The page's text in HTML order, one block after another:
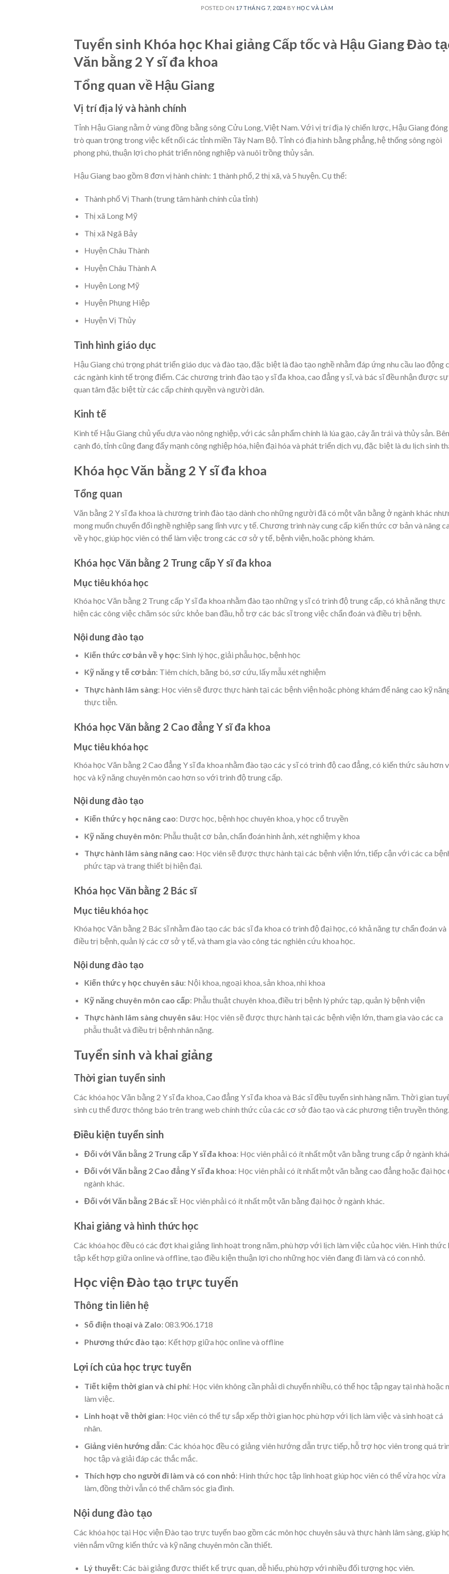
POSTED ON 17 THÁNG 7, 2024 BY HỌC VÀ LÀM
Tuyển sinh Khóa học Khai giảng Cấp tốc và Hậu Giang Đào
Văn bằng 2 Y sĩ đa khoa
Tổng quan về Hậu Giang
Vị trí địa lý và hành chính
Tỉnh Hậu Giang nằm ở vùng đồng bằng sông Cửu Long, Việt Nam. Với vị trí địa lý chiến lược, Hậu Giang
trò quan trọng trong việc kết nối các tỉnh miền Tây Nam Bộ. Tỉnh có địa hình bằng phẳng, hệ thống sông ngòi
phong phú, thuận lợi cho phát triển nông nghiệp và nuôi trồng thủy sản.
Hậu Giang bao gồm 8 đơn vị hành chính: 1 thành phố, 2 thị xã, và 5 huyện. Cụ thể:
Thành phố Vị Thanh (trung tâm hành chính của tỉnh)
Thị xã Long Mỹ
Thị xã Ngã Bảy
Huyện Châu Thành
Huyện Châu Thành A
Huyện Long Mỹ
Huyện Phụng Hiệp
Huyện Vị Thủy
Tình hình giáo dục
Hậu Giang chú trọng phát triển giáo dục và đào tạo, đặc biệt là đào tạo nghề nhằm đáp ứng nhu cầu lao động
các ngành kinh tế trọng điểm. Các chương trình đào tạo y sĩ đa khoa, cao đẳng y sĩ, và bác sĩ đều nhận được sự
quan tâm đặc biệt từ các cấp chính quyền và người dân.
Kinh tế
Kinh tế Hậu Giang chủ yếu dựa vào nông nghiệp, với các sản phẩm chính là lúa gạo, cây ăn trái và thủy sản. Bên
cạnh đó, tỉnh cũng đang đẩy mạnh công nghiệp hóa, hiện đại hóa và phát triển dịch vụ, đặc biệt là du lịch sinh
Khóa học Văn bằng 2 Y sĩ đa khoa
Tổng quan
Văn bằng 2 Y sĩ đa khoa là chương trình đào tạo dành cho những người đã có một văn bằng ở ngành khác
mong muốn chuyển đổi nghề nghiệp sang lĩnh vực y tế. Chương trình này cung cấp kiến thức cơ bản và nâng
về y học, giúp học viên có thể làm việc trong các cơ sở y tế, bệnh viện, hoặc phòng khám.
Khóa học Văn bằng 2 Trung cấp Y sĩ đa khoa
Mục tiêu khóa học
Khóa học Văn bằng 2 Trung cấp Y sĩ đa khoa nhằm đào tạo những y sĩ có trình độ trung cấp, có khả năng thực
hiện các công việc chăm sóc sức khỏe ban đầu, hỗ trợ các bác sĩ trong việc chẩn đoán và điều trị bệnh.
Nội dung đào tạo
Kiến thức cơ bản về y học: Sinh lý học, giải phẫu học, bệnh học
Kỹ năng y tế cơ bản: Tiêm chích, băng bó, sơ cứu, lấy mẫu xét nghiệm
Thực hành lâm sàng: Học viên sẽ được thực hành tại các bệnh viện hoặc phòng khám để nâng cao kỹ
thực tiễn.
Khóa học Văn bằng 2 Cao đẳng Y sĩ đa khoa
Mục tiêu khóa học
Khóa học Văn bằng 2 Cao đẳng Y sĩ đa khoa nhằm đào tạo các y sĩ có trình độ cao đẳng, có kiến thức sâu hơn
học và kỹ năng chuyên môn cao hơn so với trình độ trung cấp.
Nội dung đào tạo
Kiến thức y học nâng cao: Dược học, bệnh học chuyên khoa, y học cổ truyền
Kỹ năng chuyên môn: Phẫu thuật cơ bản, chẩn đoán hình ảnh, xét nghiệm y khoa
Thực hành lâm sàng nâng cao: Học viên sẽ được thực hành tại các bệnh viện lớn, tiếp cận với các ca
phức tạp và trang thiết bị hiện đại.
Khóa học Văn bằng 2 Bác sĩ
Mục tiêu khóa học
Khóa học Văn bằng 2 Bác sĩ nhằm đào tạo các bác sĩ đa khoa có trình độ đại học, có khả năng tự chẩn đoán và
điều trị bệnh, quản lý các cơ sở y tế, và tham gia vào công tác nghiên cứu khoa học.
Nội dung đào tạo
Kiến thức y học chuyên sâu: Nội khoa, ngoại khoa, sản khoa, nhi khoa
Kỹ năng chuyên môn cao cấp: Phẫu thuật chuyên khoa, điều trị bệnh lý phức tạp, quản lý bệnh viện
Thực hành lâm sàng chuyên sâu: Học viên sẽ được thực hành tại các bệnh viện lớn, tham gia vào các ca
phẫu thuật và điều trị bệnh nhân nặng.
Tuyển sinh và khai giảng
Thời gian tuyển sinh
Các khóa học Văn bằng 2 Y sĩ đa khoa, Cao đẳng Y sĩ đa khoa và Bác sĩ đều tuyển sinh hàng năm. Thời gian
sinh cụ thể được thông báo trên trang web chính thức của các cơ sở đào tạo và các phương tiện truyền thông.
Điều kiện tuyển sinh
Đối với Văn bằng 2 Trung cấp Y sĩ đa khoa: Học viên phải có ít nhất một văn bằng trung cấp ở ngành
Đối với Văn bằng 2 Cao đẳng Y sĩ đa khoa: Học viên phải có ít nhất một văn bằng cao đẳng hoặc đại học
ngành khác.
Đối với Văn bằng 2 Bác sĩ: Học viên phải có ít nhất một văn bằng đại học ở ngành khác.
Khai giảng và hình thức học
Các khóa học đều có các đợt khai giảng linh hoạt trong năm, phù hợp với lịch làm việc của học viên. Hình thức
tập kết hợp giữa online và offline, tạo điều kiện thuận lợi cho những học viên đang đi làm và có con nhỏ.
Học viện Đào tạo trực tuyến
Thông tin liên hệ
Số điện thoại và Zalo: 083.906.1718
Phương thức đào tạo: Kết hợp giữa học online và offline
Lợi ích của học trực tuyến
Tiết kiệm thời gian và chi phí: Học viên không cần phải di chuyển nhiều, có thể học tập ngay tại nhà hoặc
làm việc.
Linh hoạt về thời gian: Học viên có thể tự sắp xếp thời gian học phù hợp với lịch làm việc và sinh hoạt cá
nhân.
Giảng viên hướng dẫn: Các khóa học đều có giảng viên hướng dẫn trực tiếp, hỗ trợ học viên trong quá
học tập và giải đáp các thắc mắc.
Thích hợp cho người đi làm và có con nhỏ: Hình thức học tập linh hoạt giúp học viên có thể vừa học vừa
làm, đồng thời vẫn có thể chăm sóc gia đình.
Nội dung đào tạo
Các khóa học tại Học viện Đào tạo trực tuyến bao gồm các môn học chuyên sâu và thực hành lâm sàng, giúp
viên nắm vững kiến thức và kỹ năng chuyên môn cần thiết.
Lý thuyết: Các bài giảng được thiết kế trực quan, dễ hiểu, phù hợp với nhiều đối tượng học viên.